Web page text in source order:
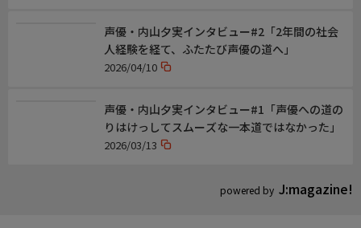
powered by J:magazine!
声優・内山夕実インタビュー#2「2年間の社会
人経験を経て、ふたたび声優の道へ」
2026/04/10
声優・内山夕実インタビュー#1「声優への道の
りはけっしてスムーズな一本道ではなかった」
2026/03/13